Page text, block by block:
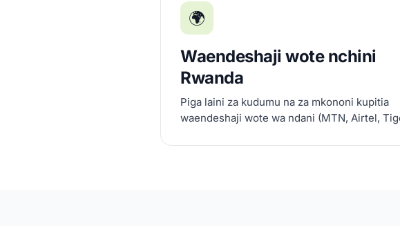
🌍
Waendeshaji wote nchini
Rwanda
Piga laini za kudumu na za mkononi kupitia
waendeshaji wote wa ndani (MTN, Airtel,